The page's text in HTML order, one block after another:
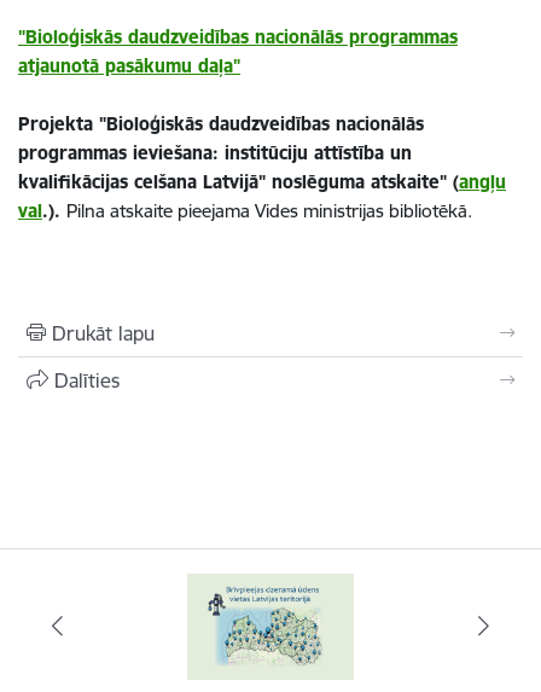
"Bioloģiskās daudzveidības nacionālās programmas
atjaunotā pasākumu daļa"
Projekta "Bioloģiskās daudzveidības nacionālās
programmas ieviešana: institūciju attīstība un
kvalifikācijas celšana Latvijā" noslēguma atskaite" (angļu
val.). Pilna atskaite pieejama Vides ministrijas bibliotēkā.
Drukāt lapu
Dalīties